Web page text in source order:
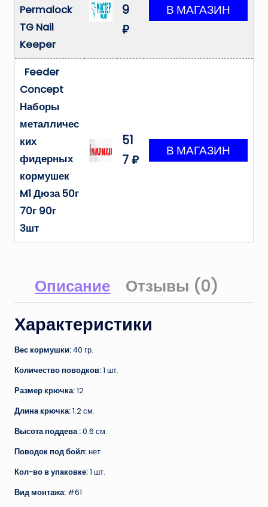
Permalock
TG Nail
Keeper
9
₽
Feeder
Concept
Наборы
металличес
ких
фидерных
кормушек
M1 Дюза 50г
70г 90г
3шт
51
7 ₽
Описание Отзывы (0)
Характеристики
Вес кормушки:40 гр.
Количество поводков:1 шт.
Размер крючка:12
Длина крючка:1.2 см.
Высота поддева :0.6 см.
Поводок под бойл:нет
Кол-во в упаковке:1 шт.
Вид монтажа: #61